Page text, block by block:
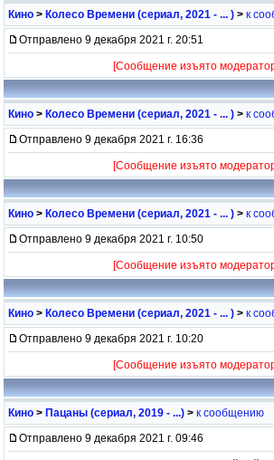
Кино > Колесо Времени (сериал, 2021 - ... ) > к
Отправлено 9 декабря 2021 г. 20:51
[Сообщение изъято
Кино > Колесо Времени (сериал, 2021 - ... ) > к
Отправлено 9 декабря 2021 г. 16:36
[Сообщение изъято
Кино > Колесо Времени (сериал, 2021 - ... ) > к
Отправлено 9 декабря 2021 г. 10:50
[Сообщение изъято
Кино > Колесо Времени (сериал, 2021 - ... ) > к
Отправлено 9 декабря 2021 г. 10:20
[Сообщение изъято
Кино > Пацаны (сериал, 2019 - ...) > к сообщению
Отправлено 9 декабря 2021 г. 09:46